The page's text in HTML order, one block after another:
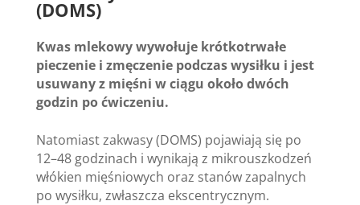
(DOMS)
Kwas mlekowy wywołuje krótkotrwałe
pieczenie i zmęczenie podczas wysiłku i jest
usuwany z mięśni w ciągu około dwóch
godzin po ćwiczeniu.
Natomiast zakwasy (DOMS) pojawiają się po
12–48 godzinach i wynikają z mikrouszkodzeń
włókien mięśniowych oraz stanów zapalnych
po wysiłku, zwłaszcza ekscentrycznym.